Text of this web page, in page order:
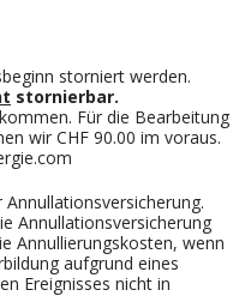
storniert werden.
stornierbar.
Für die Bearbeitung
wir CHF 90.00 im voraus.
Annullationsversicherung
Annullierungskosten, wenn
aufgrund eines
Ereignisses nicht in